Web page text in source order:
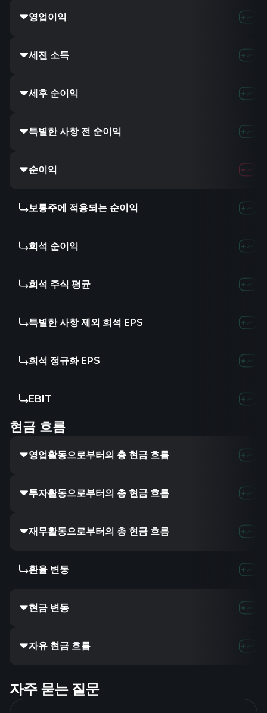
영업이익
세전 소득
세후 순이익
특별한 사항 전 순이익
순이익
보통주에 적용되는 순이익
희석 순이익
희석 주식 평균
특별한 사항 제외 희석 EPS
희석 정규화 EPS
EBIT
현금 흐름
영업활동으로부터의 총 현금 흐름
투자활동으로부터의 총 현금 흐름
재무활동으로부터의 총 현금 흐름
환율 변동
현금 변동
자유 현금 흐름
자주 묻는 질문